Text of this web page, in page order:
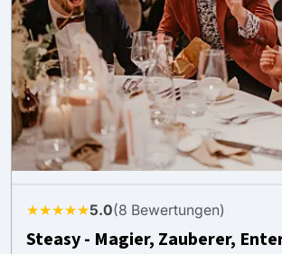
★★★★★5.0(8 Bewertungen)
Steasy - Magier, Zauberer,